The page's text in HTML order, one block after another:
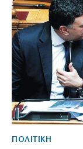
ΠΟΛΙΤΙΚΗ